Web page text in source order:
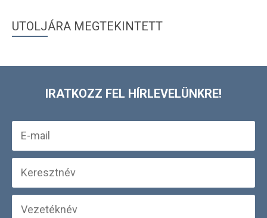
UTOLJÁRA MEGTEKINTETT
IRATKOZZ FEL HÍRLEVELÜNKRE!